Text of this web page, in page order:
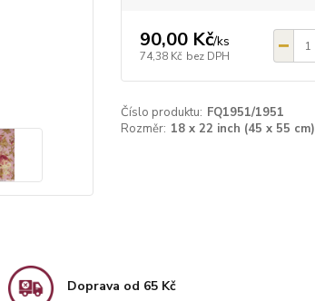
90,00 Kč/ks
74,38 Kč bez DPH
Číslo produktu: FQ1951/1951
Rozměr: 18 x 22 inch (45 x 55 cm)
Doprava od 65 Kč